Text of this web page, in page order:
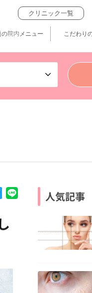
クリニック一覧
の院内メニュー こだわり
人気記事